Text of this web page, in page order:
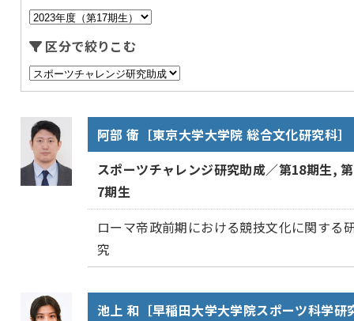
区分で絞りこむ
阿部 衛［東京大学大学院 総合文化研究科］
スポーツチャレンジ研究助成／第18期生,
7期生
ローマ帝政前期における競技文化に関する
究
池上 和［早稲田大学大学院スポーツ科学研